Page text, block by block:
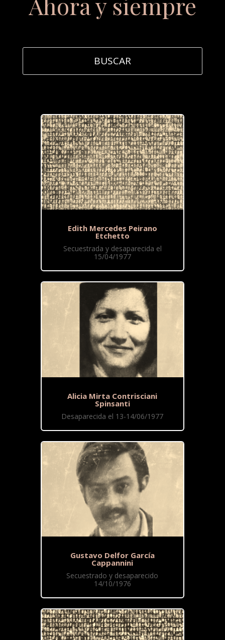
Edith Mercedes Peirano
Etchetto
Secuestrada y desaparecida el
15/04/1977
Alicia Mirta Contrisciani
Spinsanti
Desaparecida el 13-14/06/1977
Gustavo Delfor García
Cappannini
Secuestrado y desaparecido
14/10/1976